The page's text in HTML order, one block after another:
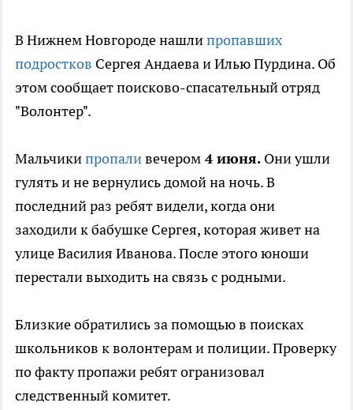
В Нижнем Новгороде нашлипропавших
подростков Сергея Андаева и Илью Пурдина. Об
этом сообщает поисково-спасательный отряд
"Волонтер".
Мальчикипропаливечером 4 июня. Они ушли
гулять и не вернулись домой на ночь. В
последний раз ребят видели, когда они
заходили к бабушке Сергея, которая живет на
улице Василия Иванова. После этого юноши
перестали выходить на связь с родными.
Близкие обратились за помощью в поисках
школьников к волонтерам и полиции. Проверку
по факту пропажи ребят огранизовал
следственный комитет.